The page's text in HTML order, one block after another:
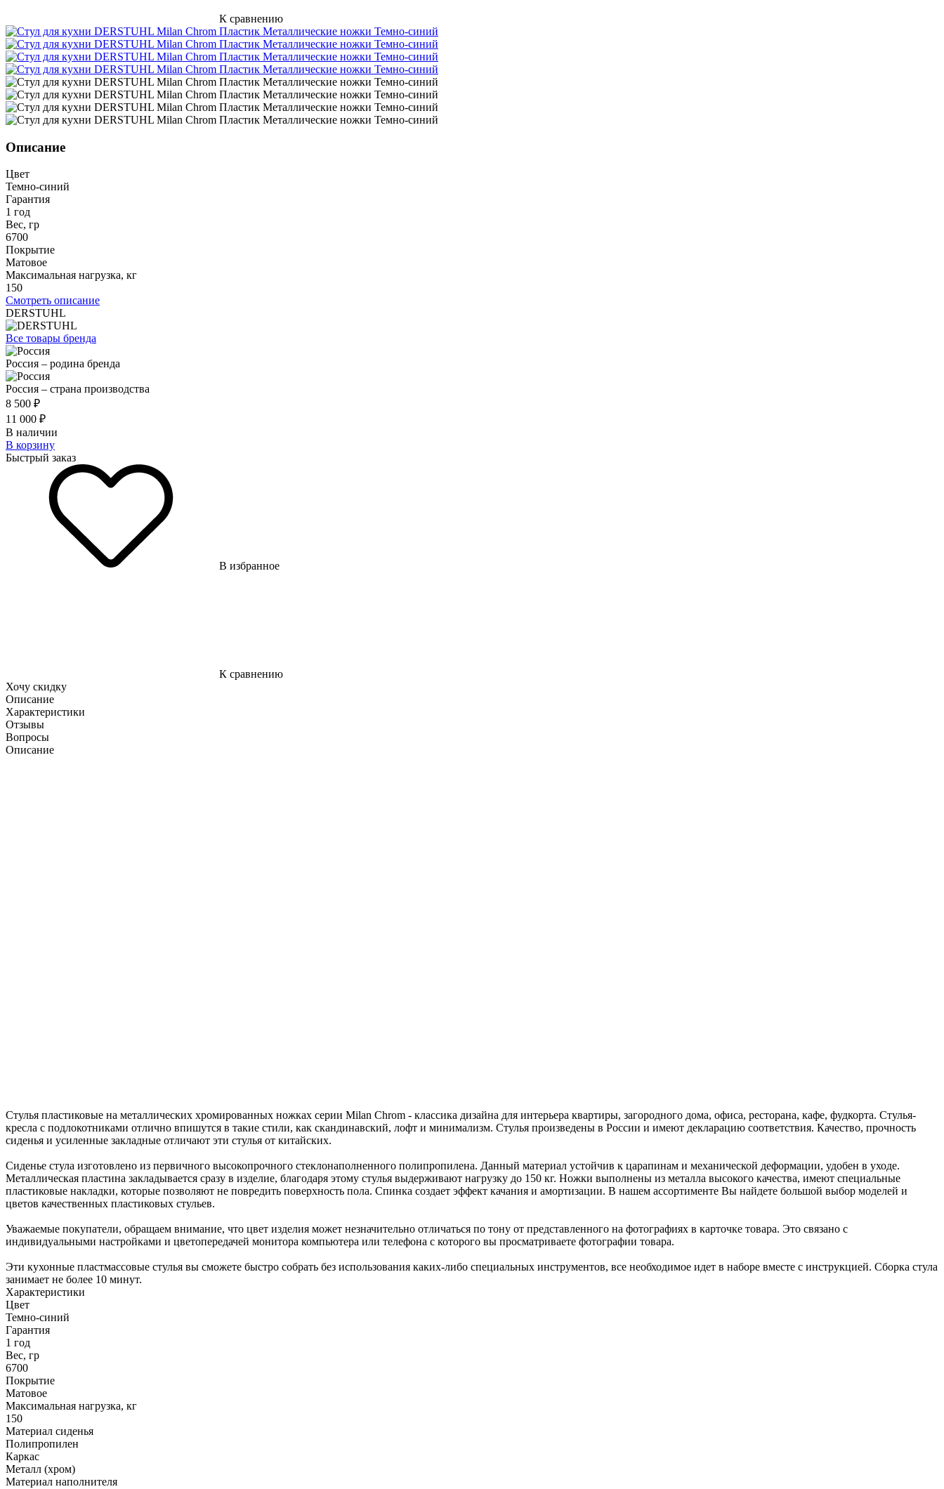
К сравнению
Описание
Цвет
Темно-синий
Гарантия
1 год
Вес, гр
6700
Покрытие
Матовое
Максимальная нагрузка, кг
150
Смотреть описание
DERSTUHL
Все товары бренда
Россия – родина бренда
Россия – страна производства
8 500 ₽
11 000 ₽
В наличии
В корзину
Быстрый заказ
В избранное
К сравнению
Хочу скидку
Описание
Характеристики
Отзывы
Вопросы
Описание
Стулья пластиковые на металлических хромированных ножках серии Milan Chrom - классика дизайна для интерьера квартиры, загородного дома, офиса, ресторана, кафе, фудкорта. Стулья-
кресла с подлокотниками отлично впишутся в такие стили, как скандинавский, лофт и минимализм. Стулья произведены в России и имеют декларацию соответствия. Качество, прочность
сиденья и усиленные закладные отличают эти стулья от китайских.
Сиденье стула изготовлено из первичного высокопрочного стеклонаполненного полипропилена. Данный материал устойчив к царапинам и механической деформации, удобен в уходе.
Металлическая пластина закладывается сразу в изделие, благодаря этому стулья выдерживают нагрузку до 150 кг. Ножки выполнены из металла высокого качества, имеют специальные
пластиковые накладки, которые позволяют не повредить поверхность пола. Спинка создает эффект качания и амортизации. В нашем ассортименте Вы найдете большой выбор моделей и
цветов качественных пластиковых стульев.
Уважаемые покупатели, обращаем внимание, что цвет изделия может незначительно отличаться по тону от представленного на фотографиях в карточке товара. Это связано с
индивидуальными настройками и цветопередачей монитора компьютера или телефона с которого вы просматриваете фотографии товара.
Эти кухонные пластмассовые стулья вы сможете быстро собрать без использования каких-либо специальных инструментов, все необходимое идет в наборе вместе с инструкцией. Сборка стула
занимает не более 10 минут.
Характеристики
Цвет
Темно-синий
Гарантия
1 год
Вес, гр
6700
Покрытие
Матовое
Максимальная нагрузка, кг
150
Материал сиденья
Полипропилен
Каркас
Металл (хром)
Материал наполнителя